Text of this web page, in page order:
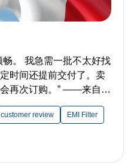
畅。 我急需一批不太好找
时间还提前交付了。卖
再次订购。” ——来自法
customer review EMI Filter